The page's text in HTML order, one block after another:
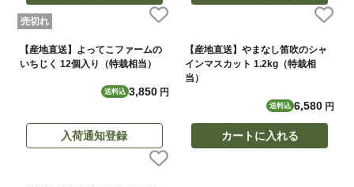
売切れ
【産地直送】よってこファームの
いちじく 12個入り（特栽相当）
送料込 3,850円
入荷通知登録
【産地直送】やまなし笛吹のシャ
インマスカット 1.2kg（特栽相
当）
送料込 6,580 円
カートに入れる